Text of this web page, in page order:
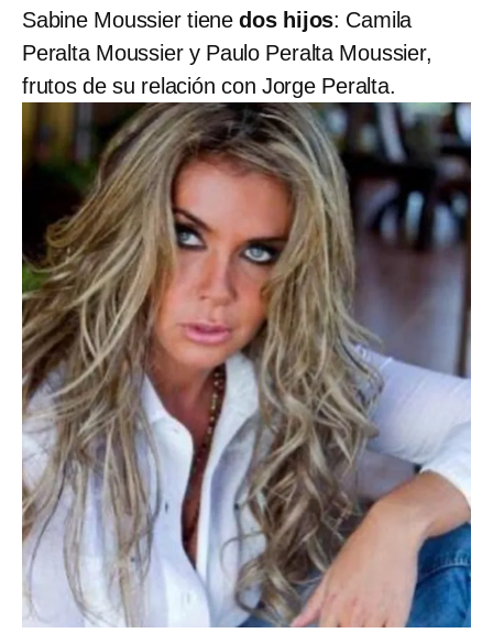
Sabine Moussier tienedos hijos: Camila
Peralta Moussier y Paulo Peralta Moussier,
frutos de su relación con Jorge Peralta.